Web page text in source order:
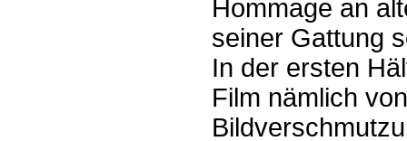
Hommage an
seiner Gattung
In der ersten
Film nämlich von